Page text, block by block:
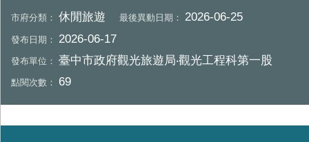
市府分類：休閒旅遊 最後異動日期：2026-06-25
發布日期： 2026-06-17
發布單位：臺中市政府觀光旅遊局‧觀光工程科第一股
點閱次數： 69